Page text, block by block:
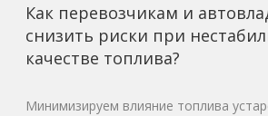
Как перевозчикам и
снизить риски при
качестве топлива?
Минимизируем влияние топлива